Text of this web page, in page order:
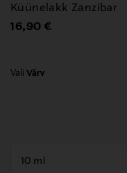
Küünelakk Zanzibar
Original Price
16,90 €
Vali Värv